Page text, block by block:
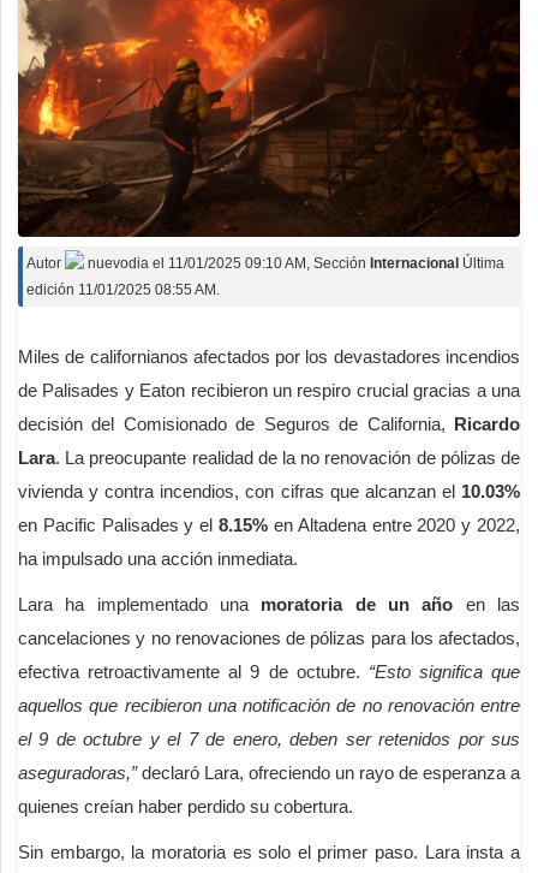
Autor nuevodia el 11/01/2025 09:10 AM , Sección Internacional Última
edición 11/01/2025 08:55 AM.
Miles de californianos afectados por los devastadores incendios
de Palisades y Eaton recibieron un respiro crucial gracias a una
decisión del Comisionado de Seguros de California, Ricardo
Lara. La preocupante realidad de la no renovación de pólizas de
vivienda y contra incendios, con cifras que alcanzan el 10.03%
en Pacific Palisades y el8.15% en Altadena entre 2020 y 2022,
ha impulsado una acción inmediata.
Lara ha implementado una moratoria de un año en las
cancelaciones y no renovaciones de pólizas para los afectados,
efectiva retroactivamente al 9 de octubre. “Esto significa que
aquellos que recibieron una notificación de no renovación entre
el 9 de octubre y el 7 de enero, deben ser retenidos por sus
aseguradoras,”declaró Lara, ofreciendo un rayo de esperanza a
quienes creían haber perdido su cobertura.
Sin embargo, la moratoria es solo el primer paso. Lara insta a